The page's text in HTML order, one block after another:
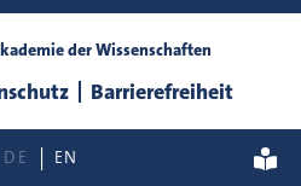
DE EN
der Wissenschaften
Barrierefreiheit